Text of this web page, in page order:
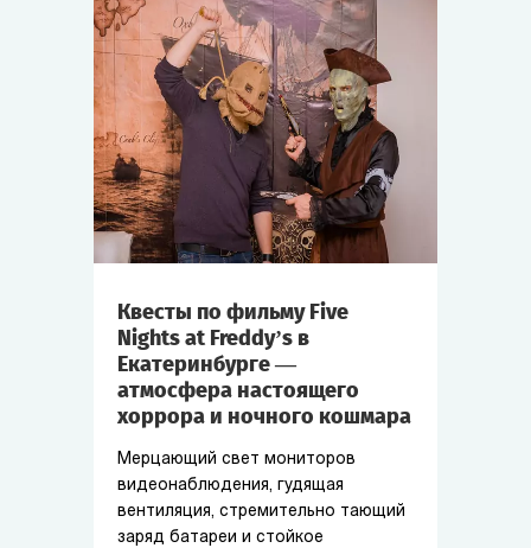
Квесты по фильму Five
Nights at Freddy’s в
Екатеринбурге —
атмосфера настоящего
хоррора и ночного кошмара
Мерцающий свет мониторов
видеонаблюдения, гудящая
вентиляция, стремительно тающий
заряд батареи и стойкое